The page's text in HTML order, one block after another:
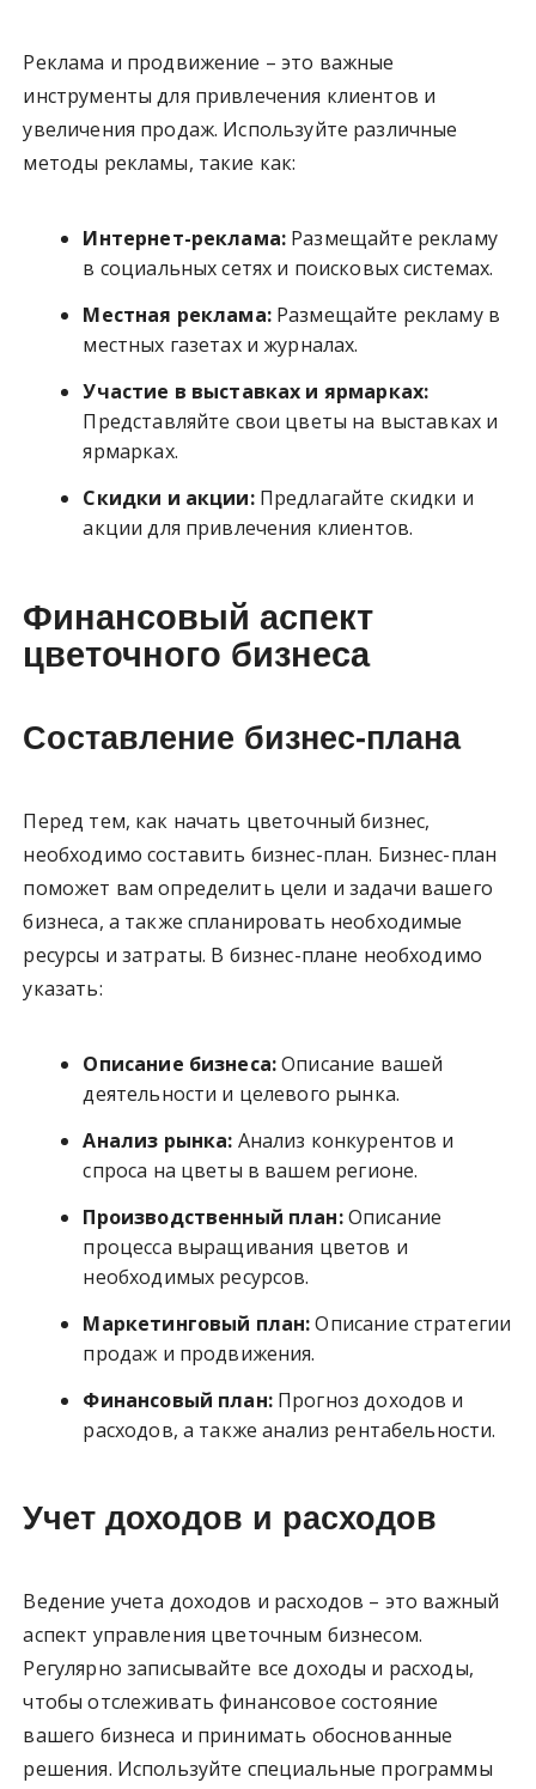
Реклама и продвижение – это важные
инструменты для привлечения клиентов и
увеличения продаж. Используйте различные
методы рекламы, такие как:
Интернет-реклама: Размещайте рекламу
в социальных сетях и поисковых системах.
Местная реклама:Размещайте рекламу в
местных газетах и журналах.
Участие в выставках и ярмарках:
Представляйте свои цветы на выставках и
ярмарках.
Скидки и акции:Предлагайте скидки и
акции для привлечения клиентов.
Финансовый аспект
цветочного бизнеса
Составление бизнес-плана
Перед тем, как начать цветочный бизнес,
необходимо составить бизнес-план. Бизнес-план
поможет вам определить цели и задачи вашего
бизнеса, а также спланировать необходимые
ресурсы и затраты. В бизнес-плане необходимо
указать:
Описание бизнеса:Описание вашей
деятельности и целевого рынка.
Анализ рынка: Анализ конкурентов и
спроса на цветы в вашем регионе.
Производственный план:Описание
процесса выращивания цветов и
необходимых ресурсов.
Маркетинговый план:Описание стратегии
продаж и продвижения.
Финансовый план:Прогноз доходов и
расходов, а также анализ рентабельности.
Учет доходов и расходов
Ведение учета доходов и расходов – это важный
аспект управления цветочным бизнесом.
Регулярно записывайте все доходы и расходы,
чтобы отслеживать финансовое состояние
вашего бизнеса и принимать обоснованные
решения. Используйте специальные программы